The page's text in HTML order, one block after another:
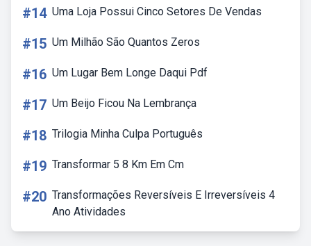
#14 Uma Loja Possui Cinco Setores De Vendas
#15 Um Milhão São Quantos Zeros
#16 Um Lugar Bem Longe Daqui Pdf
#17 Um Beijo Ficou Na Lembrança
#18 Trilogia Minha Culpa Português
#19 Transformar 5 8 Km Em Cm
#20 Transformações Reversíveis E Irreversíveis 4
Ano Atividades